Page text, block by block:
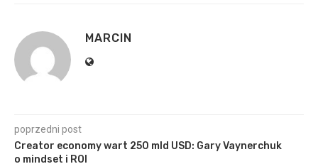
MARCIN
poprzedni post
Creator economy wart 250 mld USD: Gary Vaynerchuk
o mindset i ROI